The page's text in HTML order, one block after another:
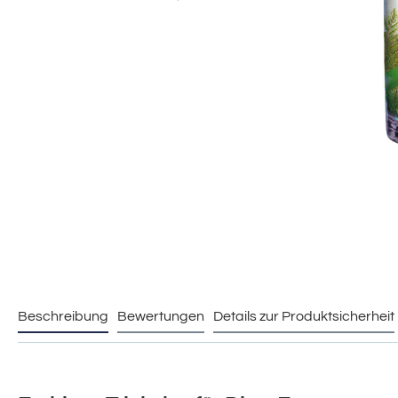
Beschreibung Bewertungen Details zur Produktsicherheit